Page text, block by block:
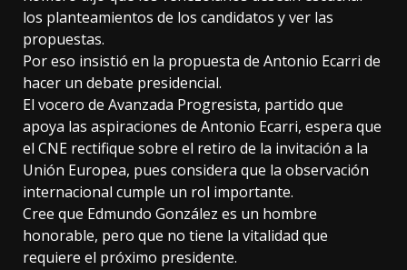
los planteamientos de los candidatos y ver las
propuestas.
Por eso insistió en la propuesta de Antonio Ecarri de
hacer un debate presidencial.
El vocero de Avanzada Progresista, partido que
apoya las aspiraciones de Antonio Ecarri, espera que
el CNE rectifique sobre el retiro de la invitación a la
Unión Europea, pues considera que la observación
internacional cumple un rol importante.
Cree que Edmundo González es un hombre
honorable, pero que no tiene la vitalidad que
requiere el próximo presidente.